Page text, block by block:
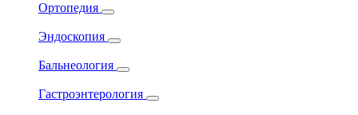
Ортопедия
Эндоскопия
Бальнеология
Гастроэнтерология